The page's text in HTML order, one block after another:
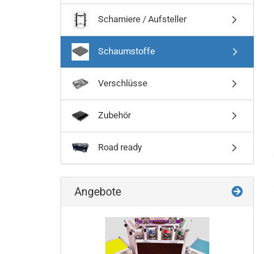
Scharniere / Aufsteller
Schaumstoffe
Verschlüsse
Zubehör
Road ready
Angebote